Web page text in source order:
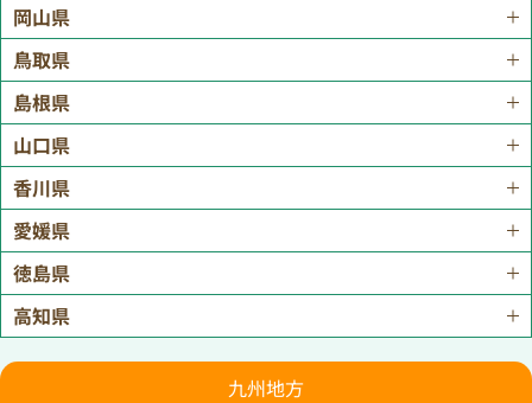
岡山県
鳥取県
島根県
山口県
香川県
愛媛県
徳島県
高知県
九州地方